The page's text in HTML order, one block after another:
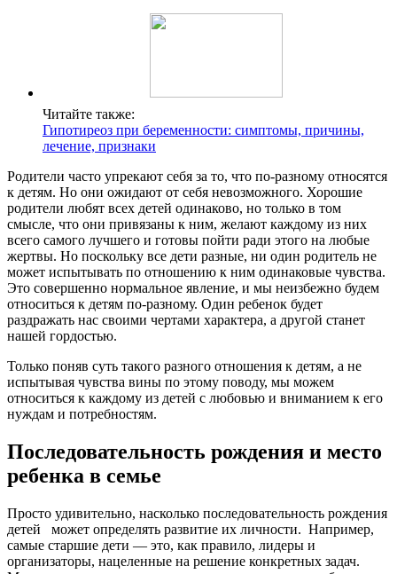
Читайте также:
Гипотиреоз при беременности: симптомы, причины,
лечение, признаки
Родители часто упрекают себя за то, что по-разному относятся
к детям. Но они ожидают от себя невозможного. Хорошие
родители любят всех детей одинаково, но только в том
смысле, что они привязаны к ним, желают каждому из них
всего самого лучшего и готовы пойти ради этого на любые
жертвы. Но поскольку все дети разные, ни один родитель не
может испытывать по отношению к ним одинаковые чувства.
Это совершенно нормальное явление, и мы неизбежно будем
относиться к детям по-разному. Один ребенок будет
раздражать нас своими чертами характера, а другой станет
нашей гордостью.
Только поняв суть такого разного отношения к детям, а не
испытывая чувства вины по этому поводу, мы можем
относиться к каждому из детей с любовью и вниманием к его
нуждам и потребностям.
Последовательность рождения и место
ребенка в семье
Просто удивительно, насколько последовательность рождения
детей может определять развитие их личности. Например,
самые старшие дети — это, как правило, лидеры и
организаторы, нацеленные на решение конкретных задач.